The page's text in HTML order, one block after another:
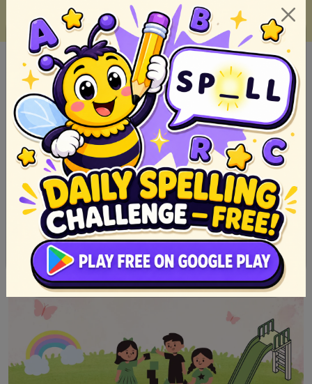
Top 10 Sikat na Urban Legends sa Pilipinas